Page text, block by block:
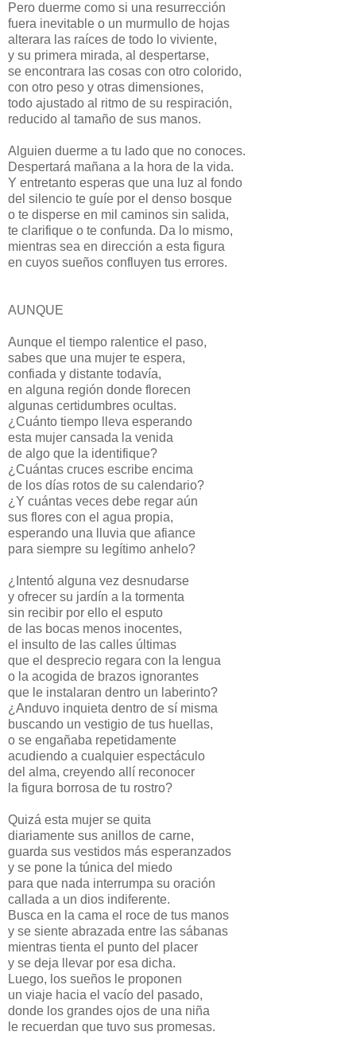
Pero duerme como si una resurrección
fuera inevitable o un murmullo de hojas
alterara las raíces de todo lo viviente,
y su primera mirada, al despertarse,
se encontrara las cosas con otro colorido,
con otro peso y otras dimensiones,
todo ajustado al ritmo de su respiración,
reducido al tamaño de sus manos.
Alguien duerme a tu lado que no conoces.
Despertará mañana a la hora de la vida.
Y entretanto esperas que una luz al fondo
del silencio te guíe por el denso bosque
o te disperse en mil caminos sin salida,
te clarifique o te confunda. Da lo mismo,
mientras sea en dirección a esta figura
en cuyos sueños confluyen tus errores.
AUNQUE
Aunque el tiempo ralentice el paso,
sabes que una mujer te espera,
confiada y distante todavía,
en alguna región donde florecen
algunas certidumbres ocultas.
¿Cuánto tiempo lleva esperando
esta mujer cansada la venida
de algo que la identifique?
¿Cuántas cruces escribe encima
de los días rotos de su calendario?
¿Y cuántas veces debe regar aún
sus flores con el agua propia,
esperando una lluvia que afiance
para siempre su legítimo anhelo?
¿Intentó alguna vez desnudarse
y ofrecer su jardín a la tormenta
sin recibir por ello el esputo
de las bocas menos inocentes,
el insulto de las calles últimas
que el desprecio regara con la lengua
o la acogida de brazos ignorantes
que le instalaran dentro un laberinto?
¿Anduvo inquieta dentro de sí misma
buscando un vestigio de tus huellas,
o se engañaba repetidamente
acudiendo a cualquier espectáculo
del alma, creyendo allí reconocer
la figura borrosa de tu rostro?
Quizá esta mujer se quita
diariamente sus anillos de carne,
guarda sus vestidos más esperanzados
y se pone la túnica del miedo
para que nada interrumpa su oración
callada a un dios indiferente.
Busca en la cama el roce de tus manos
y se siente abrazada entre las sábanas
mientras tienta el punto del placer
y se deja llevar por esa dicha.
Luego, los sueños le proponen
un viaje hacia el vacío del pasado,
donde los grandes ojos de una niña
le recuerdan que tuvo sus promesas.